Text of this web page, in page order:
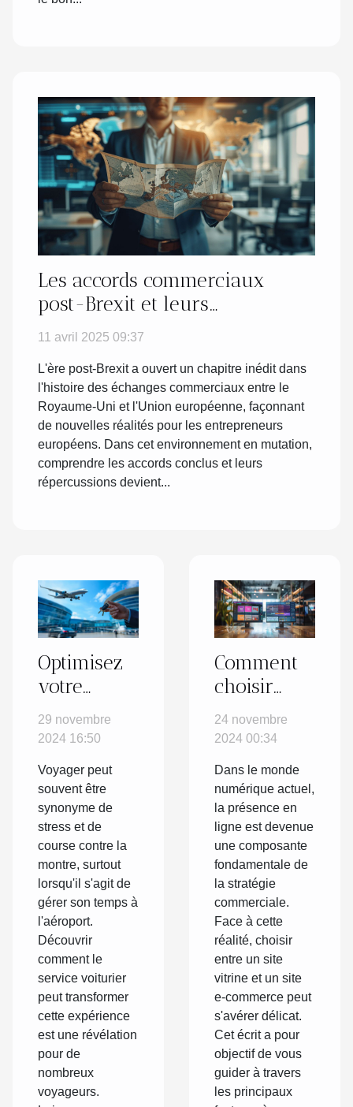
Les accords commerciaux
post-Brexit et leurs
implications pour les
11 avril 2025 09:37
L'ère post-Brexit a ouvert un chapitre inédit dans
l'histoire des échanges commerciaux entre le
Royaume-Uni et l'Union européenne, façonnant
de nouvelles réalités pour les entrepreneurs
européens. Dans cet environnement en mutation,
comprendre les accords conclus et leurs
répercussions devient...
Optimisez
votre
temps :
avantages
voiturier à
l'aéroport
29 novembre
2024 16:50
Voyager peut
souvent être
synonyme de
stress et de
course contre la
montre, surtout
lorsqu'il s'agit de
gérer son temps à
l'aéroport.
Découvrir
comment le
service voiturier
peut transformer
cette expérience
est une révélation
pour de
nombreux
voyageurs.
Comment
choisir
entre un
site vitrine
e-
commerce
24 novembre
2024 00:34
Dans le monde
numérique actuel,
la présence en
ligne est devenue
une composante
fondamentale de
la stratégie
commerciale.
Face à cette
réalité, choisir
entre un site
vitrine et un site
e-commerce peut
s'avérer délicat.
Cet écrit a pour
objectif de vous
guider à travers
les principaux